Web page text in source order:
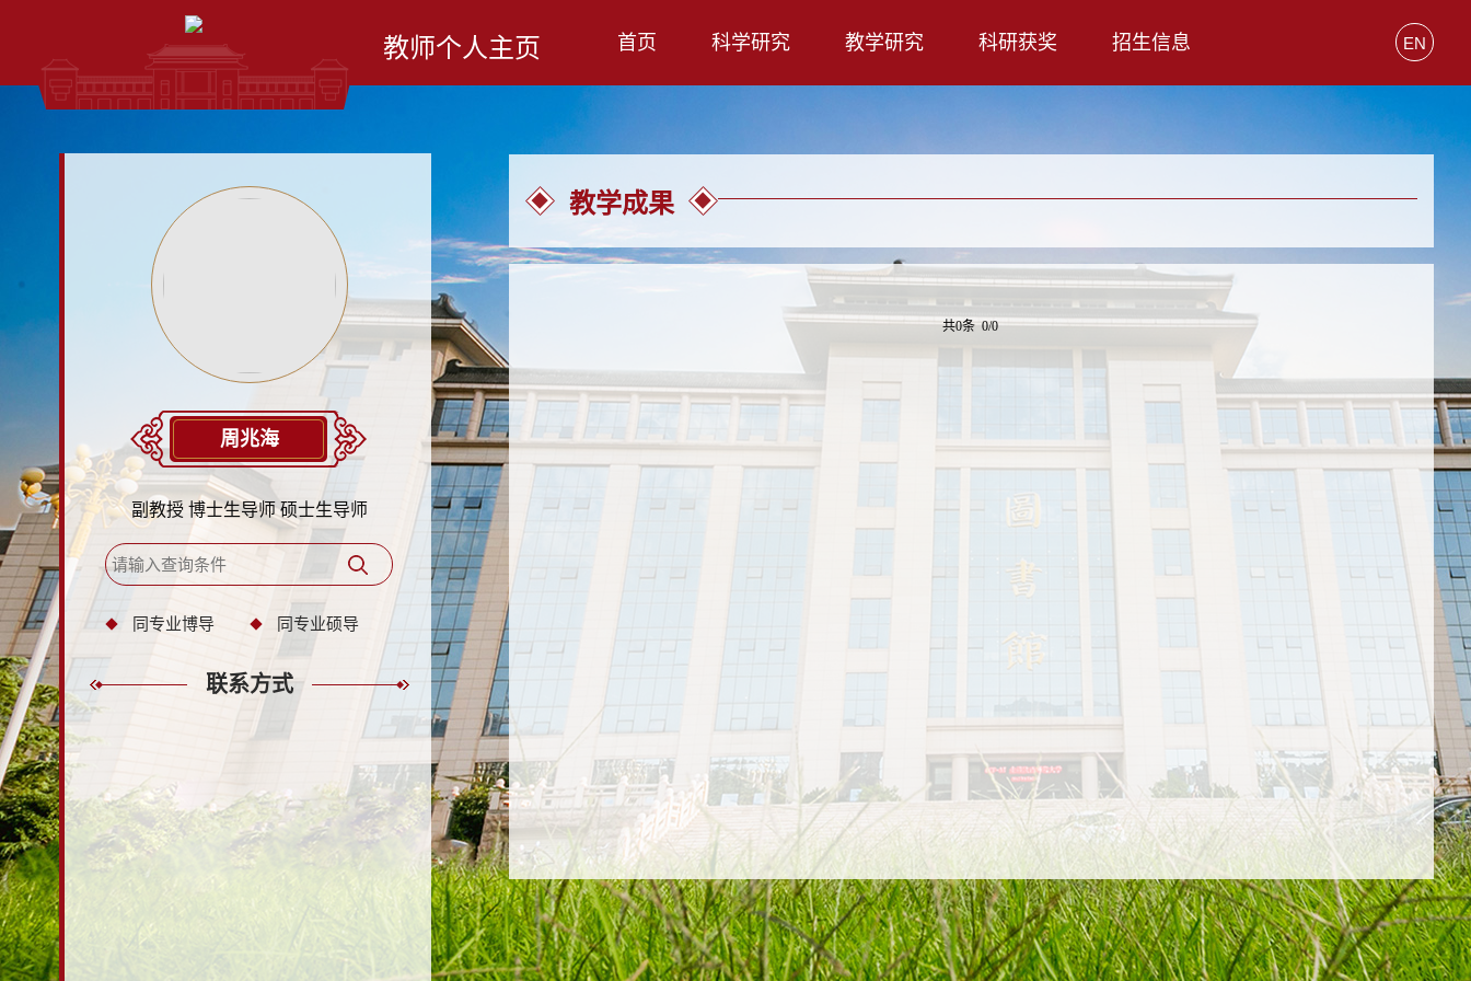
教师个人主页 EN
首页 科学研究 教学研究 科研获奖 招生信息
周兆海
副教授 博士生导师 硕士生导师
同专业博导 同专业硕导
联系方式
教学成果
共0条 0/0